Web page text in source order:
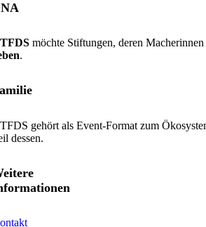
möchte Stiftungen, deren
.
gehört als Event-Format zum
dessen.